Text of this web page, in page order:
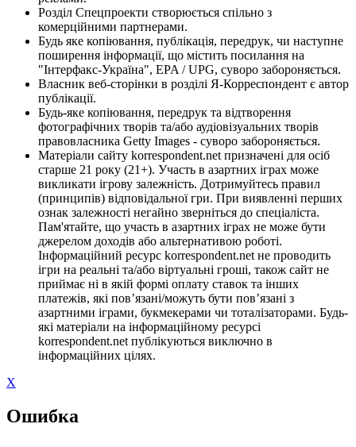
Розділ Спецпроекти створюється спільно з
комерційними партнерами.
Будь яке копіювання, публікація, передрук, чи наступне
поширення інформації, що містить посилання на
"Інтерфакс-Україна", EPA / UPG, суворо забороняється.
Власник веб-сторінки в розділі Я-Корреспондент є автор
публікації.
Будь-яке копіювання, передрук та відтворення
фотографічних творів та/або аудіовізуальних творів
правовласника Getty Images - суворо забороняється.
Матеріали сайту korrespondent.net призначені для осіб
старше 21 року (21+). Участь в азартних іграх може
викликати ігрову залежність. Дотримуйтесь правил
(принципів) відповідальної гри. При виявленні перших
ознак залежності негайно зверніться до спеціаліста.
Пам'ятайте, що участь в азартних іграх не може бути
джерелом доходів або альтернативою роботі.
Інформаційний ресурс korrespondent.net не проводить
ігри на реальні та/або віртуальні гроші, також сайт не
приймає ні в якій формі оплату ставок та інших
платежів, які пов’язані/можуть бути пов’язані з
азартними іграми, букмекерами чи тоталізаторами. Будь-
які матеріали на інформаційному ресурсі
korrespondent.net публікуються виключно в
інформаційних цілях.
X
Ошибка